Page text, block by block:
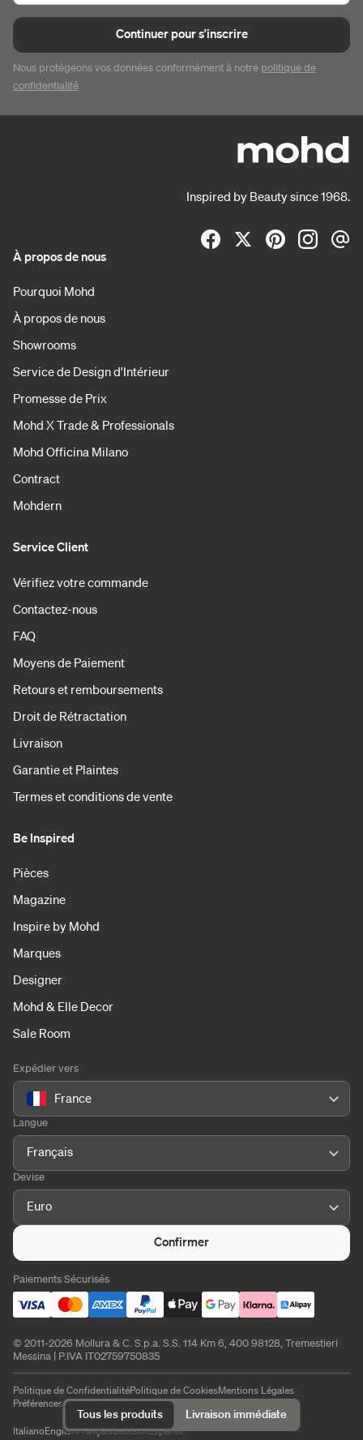
Tous les produits Livraison immédiate
Continuer pour s'inscrire
Nous protégeons vos données conformément à notre politique de
confidentialité.
Inspired by Beauty since 1968.
À propos de nous
Pourquoi Mohd
À propos de nous
Showrooms
Service de Design d'Intérieur
Promesse de Prix
Mohd X Trade & Professionals
Mohd Officina Milano
Contract
Mohdern
Service Client
Vérifiez votre commande
Contactez-nous
FAQ
Moyens de Paiement
Retours et remboursements
Droit de Rétractation
Livraison
Garantie et Plaintes
Termes et conditions de vente
Be Inspired
Pièces
Magazine
Inspire by Mohd
Marques
Designer
Mohd & Elle Decor
Sale Room
Expédier vers
France
Langue
Français
Devise
Euro
Confirmer
Paiements Sécurisés
© 2011-2026 Mollura & C. S.p.a. S.S. 114 Km 6, 400 98128, Tremestieri
Messina | P.IVA IT02759750835
Politique de ConfidentialitéPolitique de CookiesMentions Légales
Préférences de cookies
ItalianoEnglishFrançaisDeutschEspañol